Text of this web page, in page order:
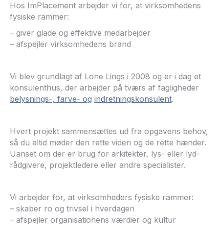
Hos ImPlacement arbejder vi for, at virksomhedens
fysiske rammer:
– giver glade og effektive medarbejder
– afspejler virksomhedens brand
Vi blev grundlagt af Lone Lings i 2008 og er i dag et
konsulenthus, der arbejder på tværs af fagligheder
belysnings-, farve- og indretningskonsulent.
Hvert projekt sammensættes ud fra opgavens behov,
så du altid møder den rette viden og de rette hænder.
Uanset om der er brug for arkitekter, lys- eller lyd-
rådgivere, projektledere eller andre specialister.
Vi arbejder for, at virksomheders fysiske rammer:
– skaber ro og trivsel i hverdagen
– afspejler organisationens værdier og kultur